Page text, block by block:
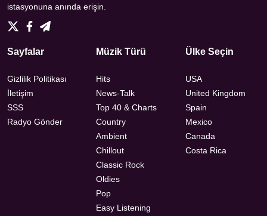
istasyonuna anında erişin.
Sayfalar
Gizlilik Politikası
İletişim
SSS
Radyo Gönder
Müzik Türü
Hits
News-Talk
Top 40 & Charts
Country
Ambient
Chillout
Classic Rock
Oldies
Pop
Easy Listening
Ülke Seçin
USA
United Kingdom
Spain
Mexico
Canada
Costa Rica